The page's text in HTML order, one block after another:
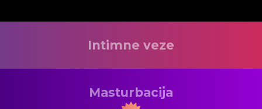
Intimne veze
Masturbacija